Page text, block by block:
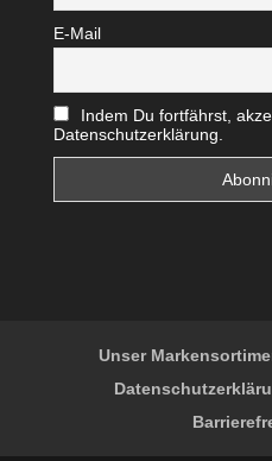
E-Mail
Indem Du fortfährst,
Datenschutzerklärung.
Unser